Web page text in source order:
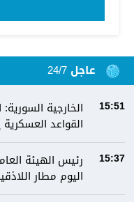
عاجل 24/7
15:51
الخارجية
القواعد
15:37
رئيس الهيئة
اليوم مطار